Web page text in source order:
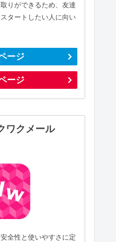
りができるため、友達
タートしたい人に向い
ージ
ージ
ワクメール
全性と使いやすさに定